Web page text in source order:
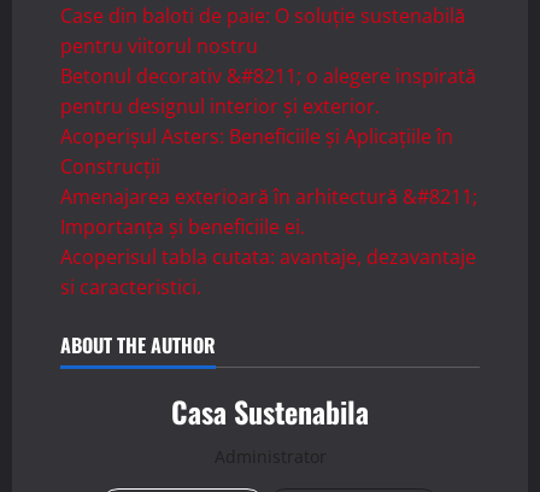
Case din baloti de paie: O soluție sustenabilă
pentru viitorul nostru
Betonul decorativ &#8211; o alegere inspirată
pentru designul interior și exterior.
Acoperișul Asters: Beneficiile și Aplicațiile în
Construcții
Amenajarea exterioară în arhitectură &#8211;
Importanța și beneficiile ei.
Acoperisul tabla cutata: avantaje, dezavantaje
si caracteristici.
ABOUT THE AUTHOR
Casa Sustenabila
Administrator